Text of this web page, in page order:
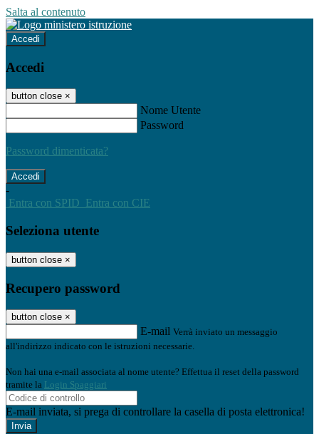
Salta al contenuto
Accedi
Accedi
button close ×
Nome Utente
Password
Password dimenticata?
-
Entra con SPID Entra con CIE
Seleziona utente
button close ×
Recupero password
button close ×
E-mail Verrà inviato un messaggio
all'indirizzo indicato con le istruzioni necessarie.
Non hai una e-mail associata al nome utente? Effettua il reset della password
tramite la Login Spaggiari
E-mail inviata, si prega di controllare la casella di posta elettronica!